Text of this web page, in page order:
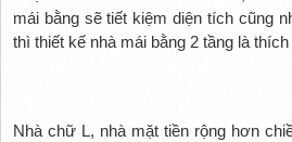
mái bằng sẽ tiết kiệm diện tích cũng
thì thiết kế nhà mái bằng 2 tầng là
Nhà chữ L, nhà mặt tiền rộng hơn